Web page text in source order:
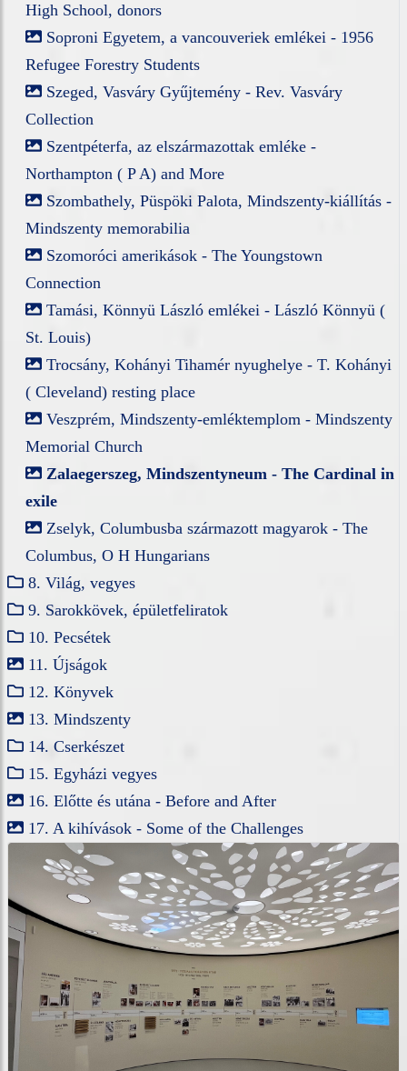
High School, donors
Soproni Egyetem, a vancouveriek emlékei - 1956
Refugee Forestry Students
Szeged, Vasváry Gyűjtemény - Rev. Vasváry
Collection
Szentpéterfa, az elszármazottak emléke -
Northampton ( P A) and More
Szombathely, Püspöki Palota, Mindszenty-kiállítás -
Mindszenty memorabilia
Szomoróci amerikások - The Youngstown
Connection
Tamási, Könnyü László emlékei - László Könnyü (
St. Louis)
Trocsány, Kohányi Tihamér nyughelye - T. Kohányi
( Cleveland) resting place
Veszprém, Mindszenty-emléktemplom - Mindszenty
Memorial Church
Zalaegerszeg, Mindszentyneum - The Cardinal in
exile
Zselyk, Columbusba származott magyarok - The
Columbus, O H Hungarians
8. Világ, vegyes
9. Sarokkövek, épületfeliratok
10. Pecsétek
11. Újságok
12. Könyvek
13. Mindszenty
14. Cserkészet
15. Egyházi vegyes
16. Előtte és utána - Before and After
17. A kihívások - Some of the Challenges